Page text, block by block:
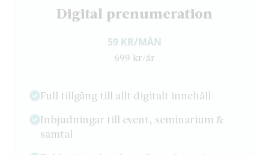
Digital prenumeration
59 KR/MÅN
699 kr/år
Full tillgång till allt digitalt innehåll
Inbjudningar till event, seminarium &
samtal